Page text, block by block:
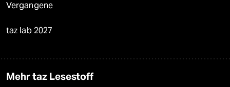
Vergangene
taz lab 2027
Mehr taz Lesestoff